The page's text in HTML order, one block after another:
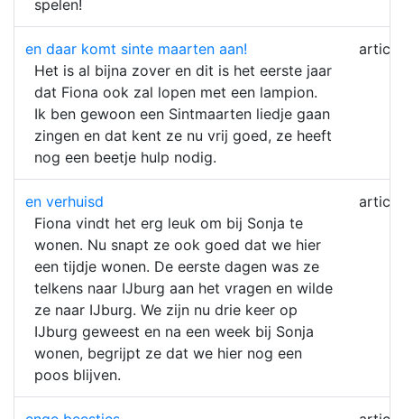
spelen!
en daar komt sinte maarten aan!
Het is al bijna zover en dit is het eerste jaar
dat Fiona ook zal lopen met een lampion.
Ik ben gewoon een Sintmaarten liedje gaan
zingen en dat kent ze nu vrij goed, ze heeft
nog een beetje hulp nodig.
article
en verhuisd
Fiona vindt het erg leuk om bij Sonja te
wonen. Nu snapt ze ook goed dat we hier
een tijdje wonen. De eerste dagen was ze
telkens naar IJburg aan het vragen en wilde
ze naar IJburg. We zijn nu drie keer op
IJburg geweest en na een week bij Sonja
wonen, begrijpt ze dat we hier nog een
poos blijven.
article